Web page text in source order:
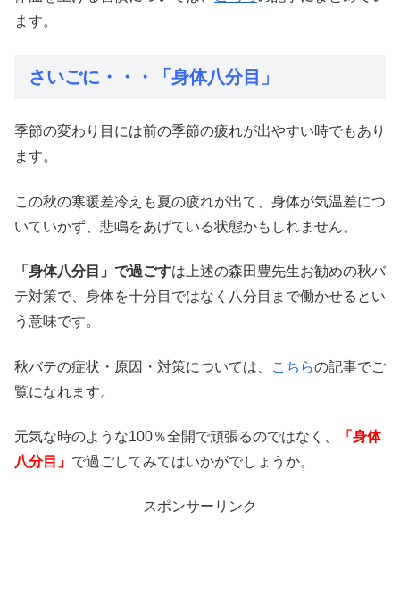
ます。
さいごに・・・「身体八分目」
季節の変わり目には前の季節の疲れが出やすい時でもあり
ます。
この秋の寒暖差冷えも夏の疲れが出て、身体が気温差につ
いていかず、悲鳴をあげている状態かもしれません。
「身体八分目」で過ごすは上述の森田豊先生お勧めの秋バ
テ対策で、身体を十分目ではなく八分目まで働かせるとい
う意味です。
秋バテの症状・原因・対策については、 こちらの記事でご
覧になれます。
元気な時のような100％全開で頑張るのではなく、
「身体
八分目」 で過ごしてみてはいかがでしょうか。
スポンサーリンク